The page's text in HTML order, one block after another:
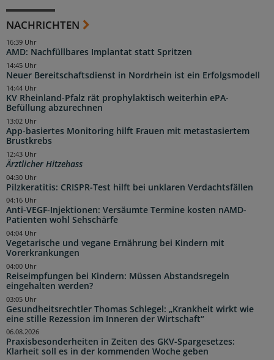
NACHRICHTEN
AMD: Nachfüllbares Implantat statt Spritzen
16:39 Uhr
Neuer Bereitschaftsdienst in Nordrhein ist ein Erfolgsmodell
14:45 Uhr
KV Rheinland-Pfalz rät prophylaktisch weiterhin ePA-
Befüllung abzurechnen
14:44 Uhr
App-basiertes Monitoring hilft Frauen mit metastasiertem
Brustkrebs
13:02 Uhr
Ärztlicher Hitzehass
12:43 Uhr
Pilzkeratitis: CRISPR-Test hilft bei unklaren Verdachtsfällen
04:30 Uhr
Anti-VEGF-Injektionen: Versäumte Termine kosten nAMD-
Patienten wohl Sehschärfe
04:16 Uhr
Vegetarische und vegane Ernährung bei Kindern mit
Vorerkrankungen
04:04 Uhr
Reiseimpfungen bei Kindern: Müssen Abstandsregeln
eingehalten werden?
04:00 Uhr
Gesundheitsrechtler Thomas Schlegel: „Krankheit wirkt wie
eine stille Rezession im Inneren der Wirtschaft“
03:05 Uhr
Praxisbesonderheiten in Zeiten des GKV-Spargesetzes:
Klarheit soll es in der kommenden Woche geben
06.08.2026